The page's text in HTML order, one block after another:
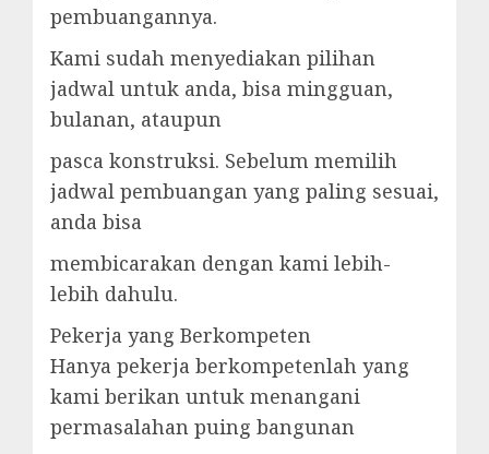
pembuangannya.
Kami sudah menyediakan pilihan
jadwal untuk anda, bisa mingguan,
bulanan, ataupun
pasca konstruksi. Sebelum memilih
jadwal pembuangan yang paling sesuai,
anda bisa
membicarakan dengan kami lebih-
lebih dahulu.
Pekerja yang Berkompeten
Hanya pekerja berkompetenlah yang
kami berikan untuk menangani
permasalahan puing bangunan